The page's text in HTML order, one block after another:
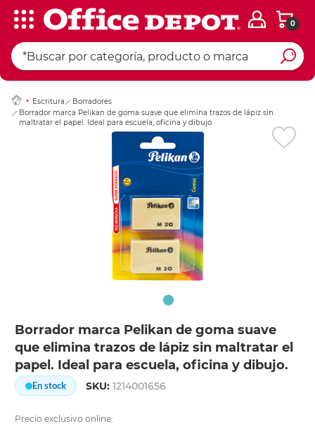
0
Escritura
Borradores
Borrador marca Pelikan de goma suave que elimina trazos de lápiz sin
maltratar el papel. Ideal para escuela, oficina y dibujo.
Borrador marca Pelikan de goma suave
que elimina trazos de lápiz sin maltratar el
papel. Ideal para escuela, oficina y dibujo.
En stock SKU:1214001656
Precio exclusivo online:
Ingresar Codigo